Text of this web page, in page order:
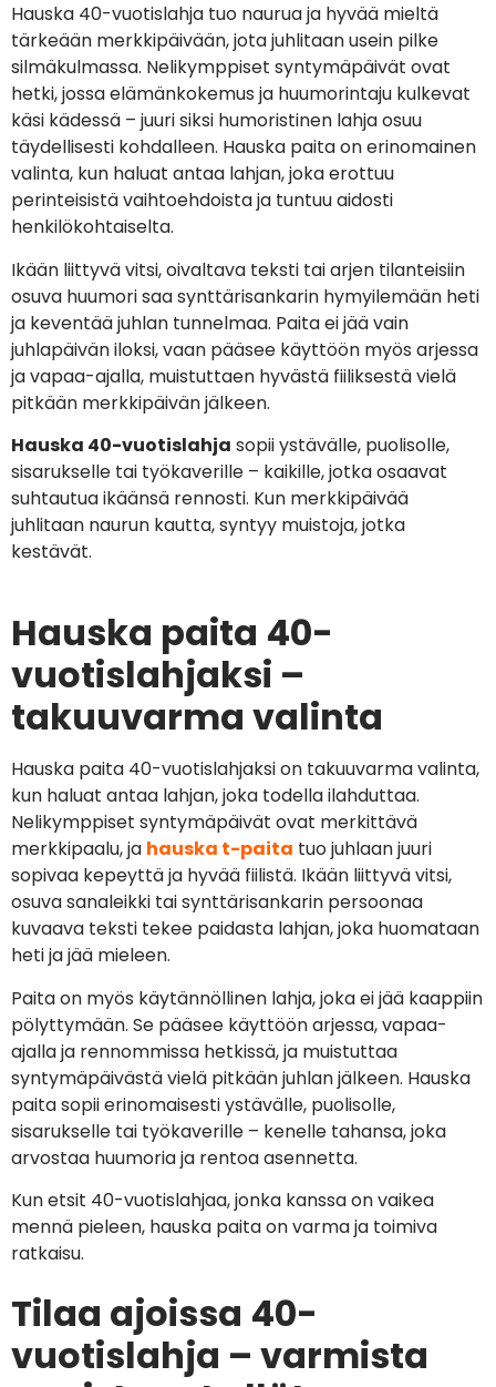
Hauska 40-vuotislahja tuo naurua ja hyvää mieltä
tärkeään merkkipäivään, jota juhlitaan usein pilke
silmäkulmassa. Nelikymppiset syntymäpäivät ovat
hetki, jossa elämänkokemus ja huumorintaju kulkevat
käsi kädessä – juuri siksi humoristinen lahja osuu
täydellisesti kohdalleen. Hauska paita on erinomainen
valinta, kun haluat antaa lahjan, joka erottuu
perinteisistä vaihtoehdoista ja tuntuu aidosti
henkilökohtaiselta.
Ikään liittyvä vitsi, oivaltava teksti tai arjen tilanteisiin
osuva huumori saa synttärisankarin hymyilemään heti
ja keventää juhlan tunnelmaa. Paita ei jää vain
juhlapäivän iloksi, vaan pääsee käyttöön myös arjessa
ja vapaa-ajalla, muistuttaen hyvästä fiiliksestä vielä
pitkään merkkipäivän jälkeen.
Hauska 40-vuotislahja sopii ystävälle, puolisolle,
sisarukselle tai työkaverille – kaikille, jotka osaavat
suhtautua ikäänsä rennosti. Kun merkkipäivää
juhlitaan naurun kautta, syntyy muistoja, jotka
kestävät.
Hauska paita 40-
vuotislahjaksi –
takuuvarma valinta
Hauska paita 40-vuotislahjaksi on takuuvarma valinta,
kun haluat antaa lahjan, joka todella ilahduttaa.
Nelikymppiset syntymäpäivät ovat merkittävä
merkkipaalu, ja hauska t-paita tuo juhlaan juuri
sopivaa kepeyttä ja hyvää fiilistä. Ikään liittyvä vitsi,
osuva sanaleikki tai synttärisankarin persoonaa
kuvaava teksti tekee paidasta lahjan, joka huomataan
heti ja jää mieleen.
Paita on myös käytännöllinen lahja, joka ei jää kaappiin
pölyttymään. Se pääsee käyttöön arjessa, vapaa-
ajalla ja rennommissa hetkissä, ja muistuttaa
syntymäpäivästä vielä pitkään juhlan jälkeen. Hauska
paita sopii erinomaisesti ystävälle, puolisolle,
sisarukselle tai työkaverille – kenelle tahansa, joka
arvostaa huumoria ja rentoa asennetta.
Kun etsit 40-vuotislahjaa, jonka kanssa on vaikea
mennä pieleen, hauska paita on varma ja toimiva
ratkaisu.
Tilaa ajoissa 40-
vuotislahja – varmista